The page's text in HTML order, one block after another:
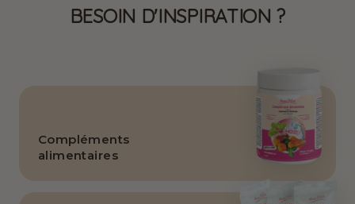
BESOIN D'INSPIRATION ?
Compléments
alimentaires